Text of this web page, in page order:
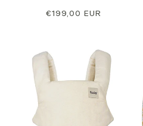
Regulärer
€199,00 EUR